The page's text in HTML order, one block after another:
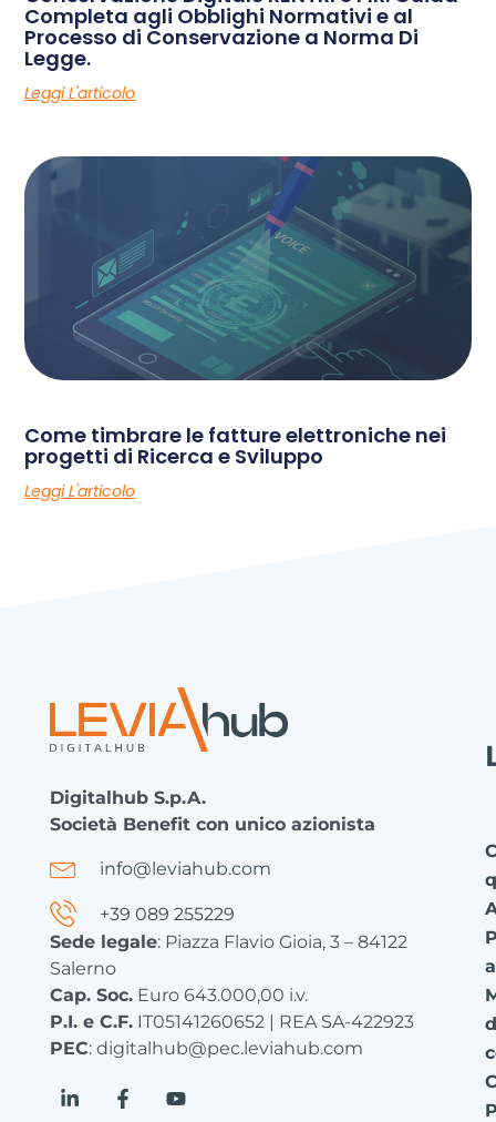
Completa agli Obblighi Normativi e al
Processo di Conservazione a Norma Di
Legge.
Leggi L'articolo
Come timbrare le fatture elettroniche nei
progetti di Ricerca e Sviluppo
Leggi L'articolo
Digitalhub S.p.A.
Società Benefit con unico azionista
info@leviahub.com
+39 089 255229
Sede legale: Piazza Flavio Gioia, 3 – 84122
Salerno
Cap. Soc. Euro 643.000,00 i.v.
P.I. e C.F. IT05141260652 | REA SA-422923
PEC: digitalhub@pec.leviahub.com